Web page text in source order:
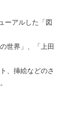
ーアルした「図
世界」、「上田
、挿絵などのさ